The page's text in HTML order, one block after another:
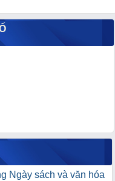
Ngày sách và văn hóa